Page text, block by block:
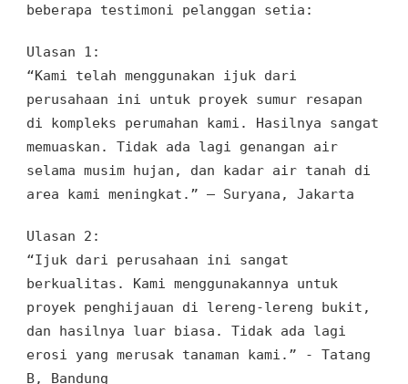
beberapa testimoni pelanggan setia:
Ulasan 1:
“Kami telah menggunakan ijuk dari
perusahaan ini untuk proyek sumur resapan
di kompleks perumahan kami. Hasilnya sangat
memuaskan. Tidak ada lagi genangan air
selama musim hujan, dan kadar air tanah di
area kami meningkat.” – Suryana, Jakarta
Ulasan 2:
“Ijuk dari perusahaan ini sangat
berkualitas. Kami menggunakannya untuk
proyek penghijauan di lereng-lereng bukit,
dan hasilnya luar biasa. Tidak ada lagi
erosi yang merusak tanaman kami.” - Tatang
B, Bandung